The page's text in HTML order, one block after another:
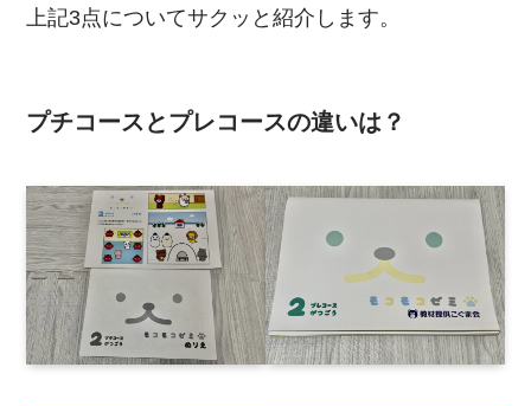
上記3点についてサクッと紹介します。
プチコースとプレコースの違いは？